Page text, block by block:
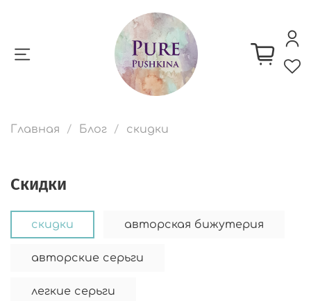
Главная Блог скидки
скидки
скидки авторская бижутерия
авторские серьги
легкие серьги